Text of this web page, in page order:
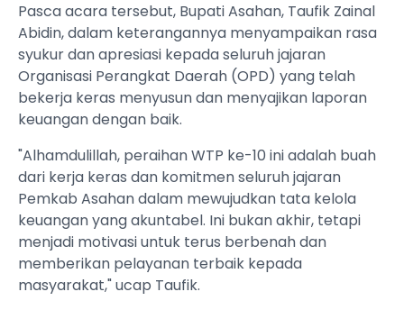
Pasca acara tersebut, Bupati Asahan, Taufik Zainal
Abidin, dalam keterangannya menyampaikan rasa
syukur dan apresiasi kepada seluruh jajaran
Organisasi Perangkat Daerah (OPD) yang telah
bekerja keras menyusun dan menyajikan laporan
keuangan dengan baik.
"Alhamdulillah, peraihan WTP ke-10 ini adalah buah
dari kerja keras dan komitmen seluruh jajaran
Pemkab Asahan dalam mewujudkan tata kelola
keuangan yang akuntabel. Ini bukan akhir, tetapi
menjadi motivasi untuk terus berbenah dan
memberikan pelayanan terbaik kepada
masyarakat," ucap Taufik.